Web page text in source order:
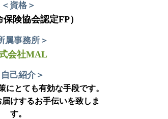
＜資格＞
険協会認定FP）
属事務所＞
会社MAL
自己紹介＞
にとても有効な手段です。
けするお手伝いを致しま
す。